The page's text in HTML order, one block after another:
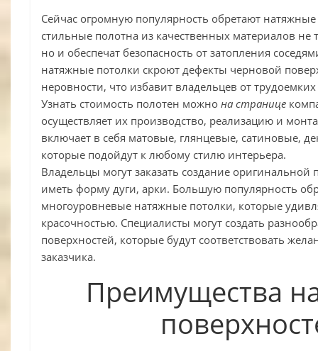
Сейчас огромную популярность обретают
стильные полотна из качественных материалов не
но и обеспечат безопасность от затопления
натяжные потолки скроют дефекты черновой
неровности, что избавит владельцев от
Узнать стоимость полотен можнона странице
осуществляет их производство, реализацию и
включает в себя матовые, глянцевые, сатиновые,
которые подойдут к любому стилю интерьера.
Владельцы могут заказать создание оригинальной
иметь форму дуги, арки. Большую популярность
многоуровневые натяжные потолки, которые
красочностью. Специалисты могут создать
поверхностей, которые будут соответствовать
заказчика.
Преимущества